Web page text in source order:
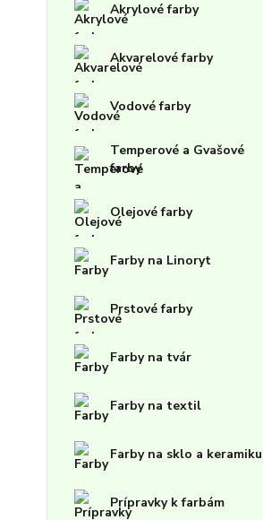
Akrylové farby
Akvarelové farby
Vodové farby
Temperové a Gvašové
farby
Olejové farby
Farby na Linoryt
Prstové farby
Farby na tvár
Farby na textil
Farby na sklo a keramiku
Prípravky k farbám